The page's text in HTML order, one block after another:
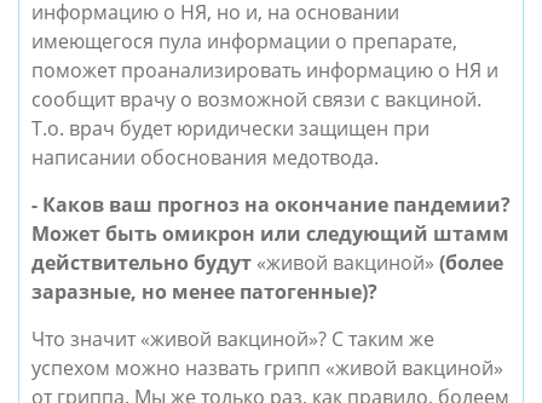
информацию о НЯ, но и, на основании
имеющегося пула информации о препарате,
поможет проанализировать информацию о НЯ и
сообщит врачу о возможной связи с вакциной.
Т.о. врач будет юридически защищен при
написании обоснования медотвода.
- Каков ваш прогноз на окончание пандемии?
Может быть омикрон или следующий штамм
действительно будут «живой вакциной» (более
заразные, но менее патогенные)?
Что значит «живой вакциной»? С таким же
успехом можно назвать грипп «живой вакциной»
от гриппа. Мы же только раз, как правило, болеем